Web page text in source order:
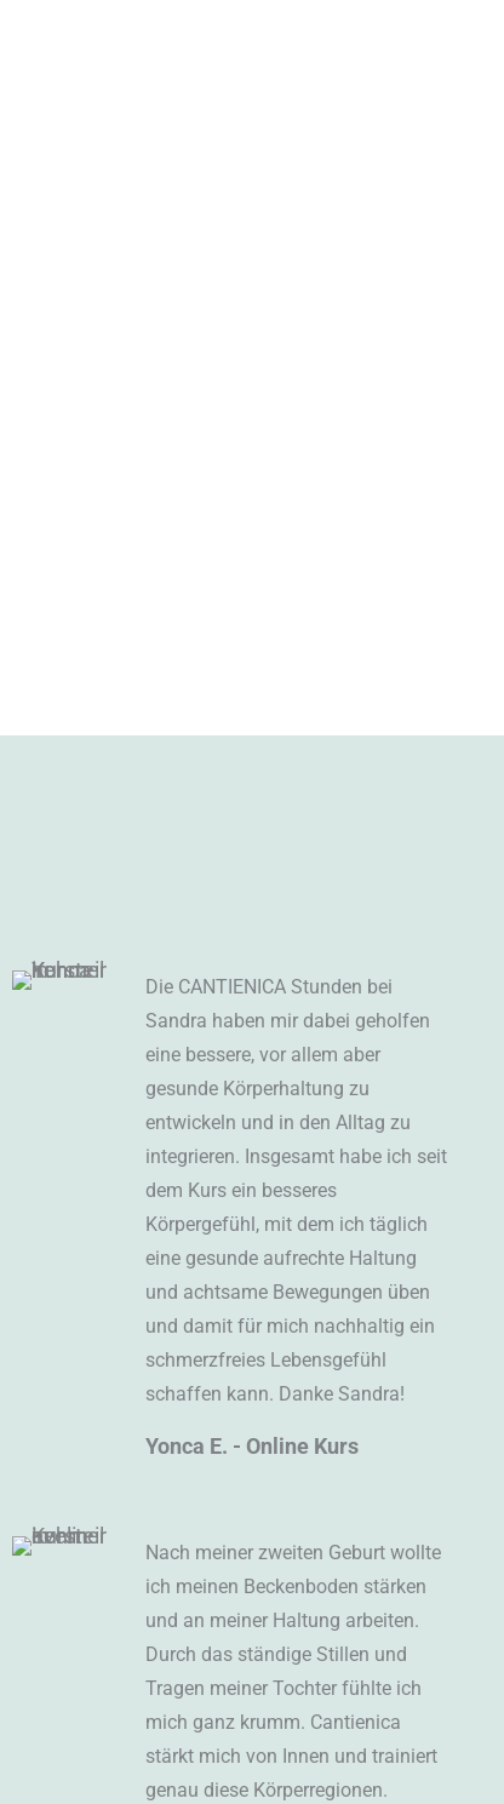
Die CANTIENICA Stunden bei
Sandra haben mir dabei geholfen
eine bessere, vor allem aber
gesunde Körperhaltung zu
entwickeln und in den Alltag zu
integrieren. Insgesamt habe ich seit
dem Kurs ein besseres
Körpergefühl, mit dem ich täglich
eine gesunde aufrechte Haltung
und achtsame Bewegungen üben
und damit für mich nachhaltig ein
schmerzfreies Lebensgefühl
schaffen kann. Danke Sandra!
Yonca E. - Online Kurs
Nach meiner zweiten Geburt wollte
ich meinen Beckenboden stärken
und an meiner Haltung arbeiten.
Durch das ständige Stillen und
Tragen meiner Tochter fühlte ich
mich ganz krumm. Cantienica
stärkt mich von Innen und trainiert
genau diese Körperregionen.